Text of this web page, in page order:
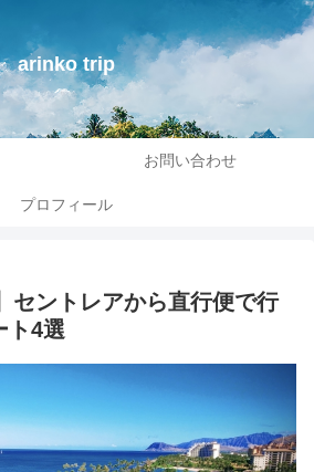
arinko trip
お問い合わせ
プロフィール
セントレアから直行便で行
ト4選